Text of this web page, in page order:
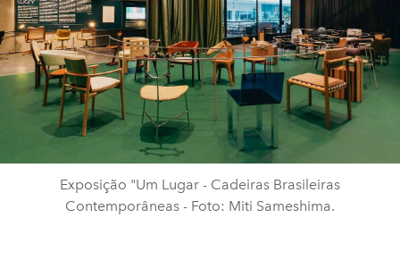
Exposição "Um Lugar - Cadeiras Brasileiras
Contemporâneas - Foto: Miti Sameshima.